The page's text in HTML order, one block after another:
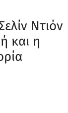
Ντιόν
και η